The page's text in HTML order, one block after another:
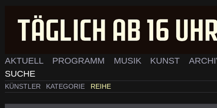
AKTUELL PROGRAMM MUSIK KUNST
SUCHE
KÜNSTLER KATEGORIE REIHE